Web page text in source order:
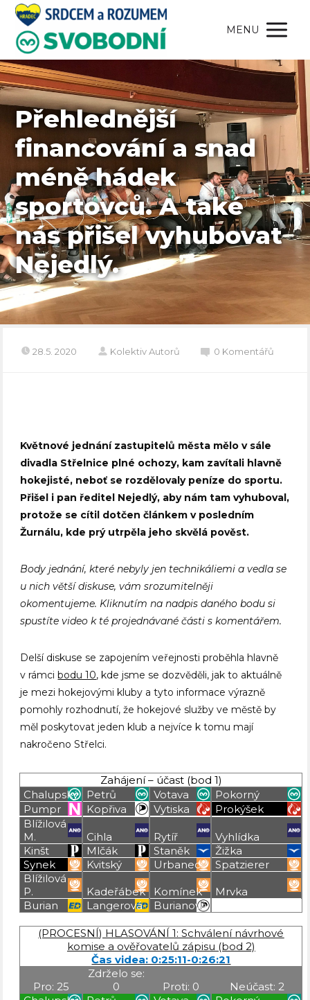
MENU
Přehlednější
financování a snad
méně hádek
sportovců. A také
nás přišel vyhubovat
Nejedlý.
28.5. 2020 Kolektiv Autorů 0 Komentářů
Květnové jednání zastupitelů města mělo v sále
divadla Střelnice plné ochozy, kam zavítali hlavně
hokejisté, neboť se rozdělovaly peníze do sportu.
Přišel i pan ředitel Nejedlý, aby nám tam vyhuboval,
protože se cítil dotčen článkem v posledním
Žurnálu, kde prý utrpěla jeho skvělá pověst.
Body jednání, které nebyly jen technikáliemi a vedla se
u nich větší diskuse, vám srozumitelněji
okomentujeme. Kliknutím na nadpis daného bodu si
spustíte video k té projednávané části s komentářem.
Delší diskuse se zapojením veřejnosti proběhla hlavně
v rámci bodu 10, kde jsme se dozvěděli, jak to aktuálně
je mezi hokejovými kluby a tyto informace výrazně
pomohly rozhodnutí, že hokejové služby ve městě by
měl poskytovat jeden klub a nejvíce k tomu mají
nakročeno Střelci.
Zahájení – účast (bod 1)
Chalupský
Petrů Votava
Pokorný
Pumpr
Kopřiva Vytiska
Prokýšek
Blížilová
M.
Cihla Rytíř
Vyhlídka
Kinšt
Mlčák Staněk
Žižka
Synek
Kvitský Urbanec
Spatzierer
Blížilová
P.
Kadeřábek Komínek
Mrvka
Burian
Langerová
Burianová
(PROCESNÍ) HLASOVÁNÍ 1: Schválení návrhové
komise a ověřovatelů zápisu (bod 2)
Čas videa: 0:25:11-0:26:21
Pro: 25
Zdrželo se:
0
Proti: 0
Neúčast: 2